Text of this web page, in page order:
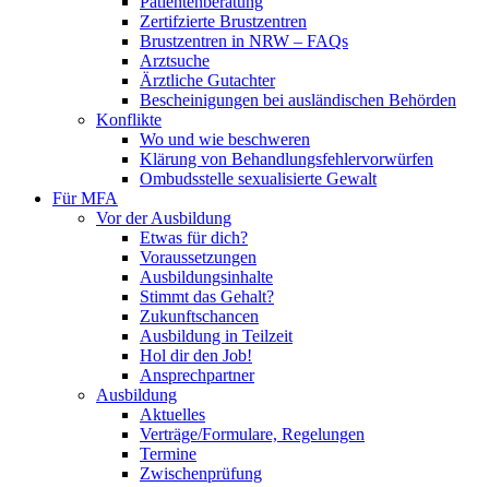
Zertifzierte Brustzentren
Brustzentren in NRW – FAQs
Arztsuche
Ärztliche Gutachter
Bescheinigungen bei ausländischen Behörden
Konflikte
Wo und wie beschweren
Klärung von Behandlungsfehlervorwürfen
Ombudsstelle sexualisierte Gewalt
Für MFA
Vor der Ausbildung
Etwas für dich?
Voraussetzungen
Ausbildungsinhalte
Stimmt das Gehalt?
Zukunftschancen
Ausbildung in Teilzeit
Hol dir den Job!
Ansprechpartner
Ausbildung
Aktuelles
Verträge/Formulare, Regelungen
Termine
Zwischenprüfung